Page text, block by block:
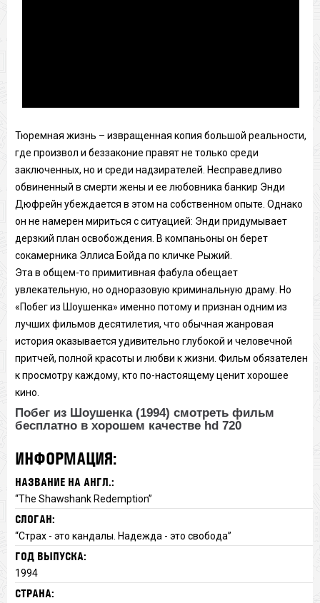
Тюремная жизнь – извращенная копия большой реальности,
где произвол и беззаконие правят не только среди
заключенных, но и среди надзирателей. Несправедливо
обвиненный в смерти жены и ее любовника банкир Энди
Дюфрейн убеждается в этом на собственном опыте. Однако
он не намерен мириться с ситуацией: Энди придумывает
дерзкий план освобождения. В компаньоны он берет
сокамерника Эллиса Бойда по кличке Рыжий.
Эта в общем-то примитивная фабула обещает
увлекательную, но одноразовую криминальную драму. Но
«Побег из Шоушенка» именно потому и признан одним из
лучших фильмов десятилетия, что обычная жанровая
история оказывается удивительно глубокой и человечной
притчей, полной красоты и любви к жизни. Фильм обязателен
к просмотру каждому, кто по-настоящему ценит хорошее
кино.
Побег из Шоушенка (1994) смотреть фильм
бесплатно в хорошем качестве hd 720
ИНФОРМАЦИЯ:
НАЗВАНИЕ НА АНГЛ.:
“The Shawshank Redemption”
СЛОГАН:
“Страх - это кандалы. Надежда - это свобода”
ГОД ВЫПУСКА:
1994
СТРАНА: